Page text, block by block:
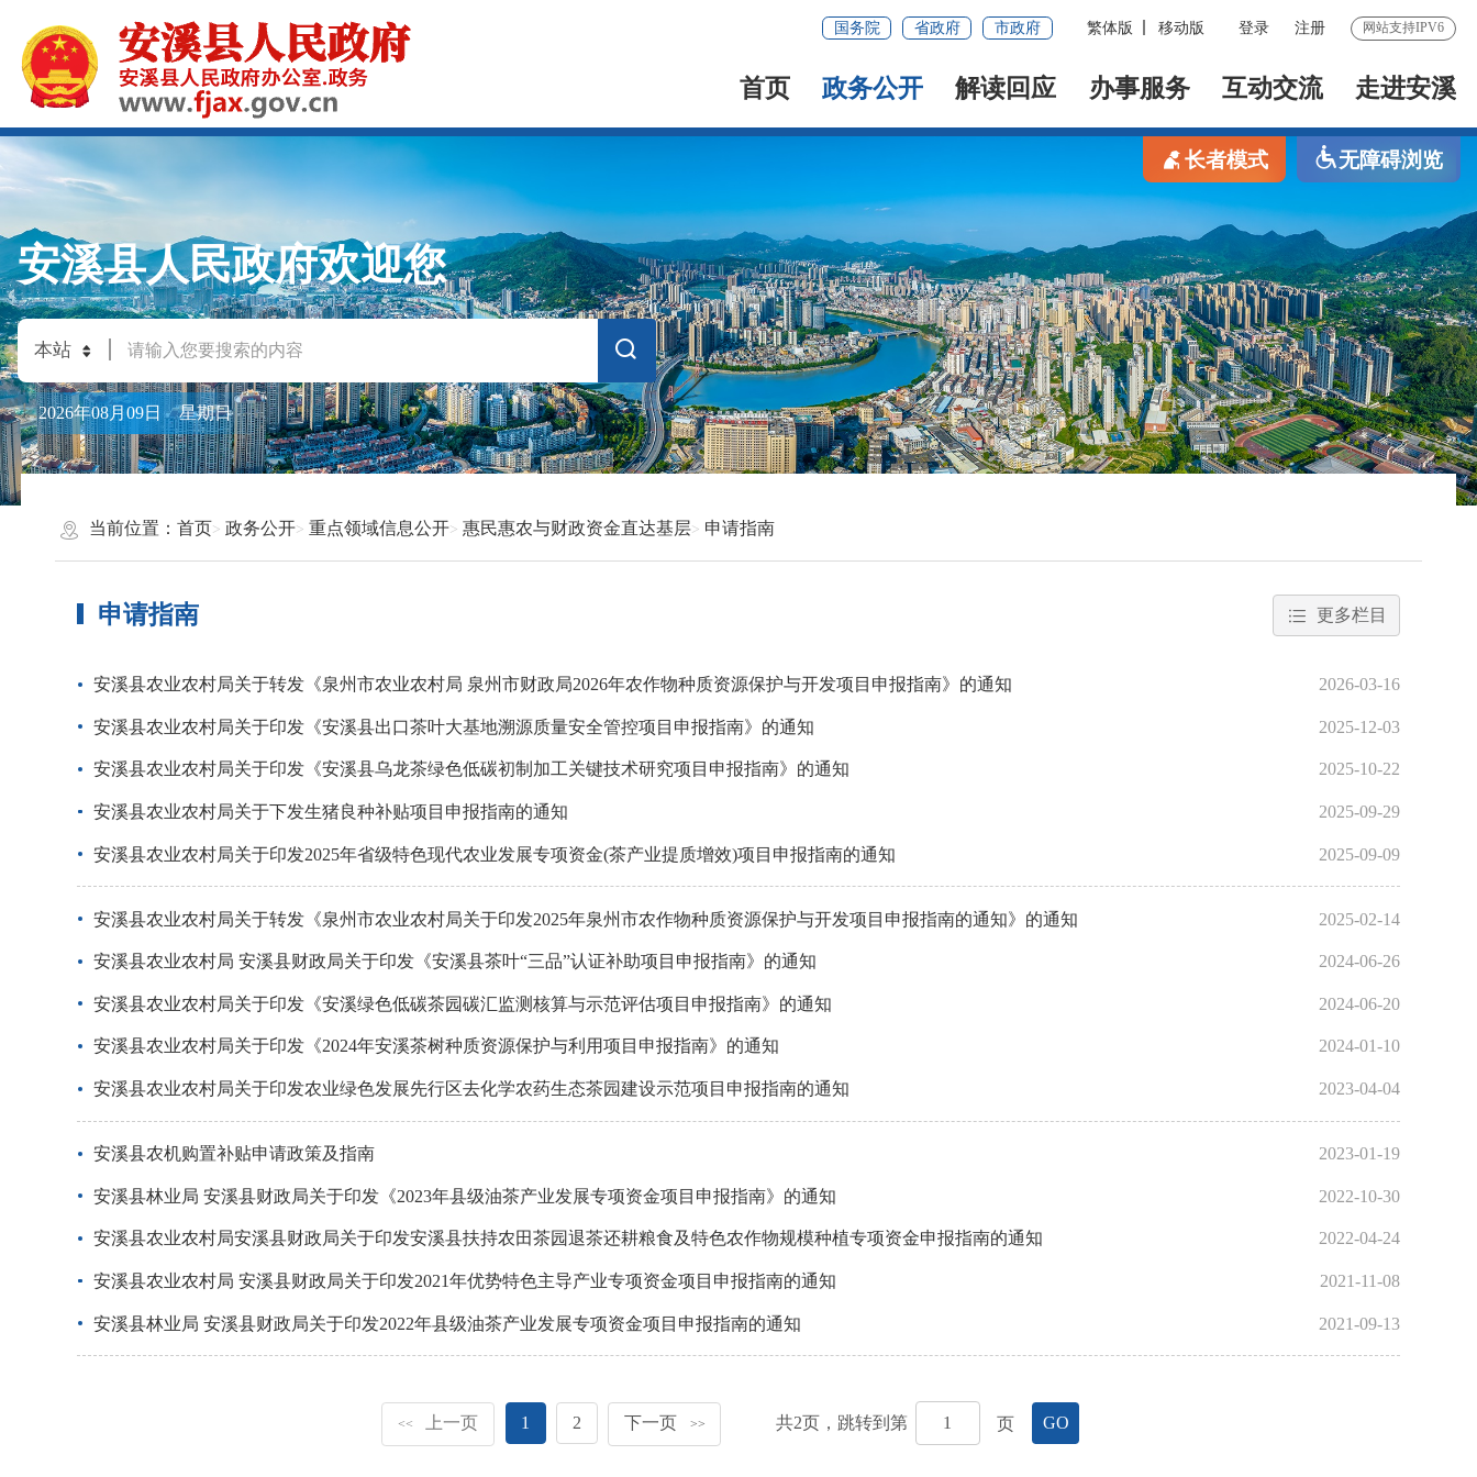
国务院 省政府 市政府 繁体版 移动版 登录 注册 网站支持IPV6
首页 政务公开 解读回应 办事服务 互动交流 走进安溪
长者模式 无障碍浏览
安溪县人民政府欢迎您
2026年08月09日 星期日
当前位置： 首页 政务公开 重点领域信息公开 惠民惠农与财政资金直达基层 申请指南
申请指南 更多栏目
安溪县农业农村局关于转发《泉州市农业农村局 泉州市财政局2026年农作物种质资源保护与开发项目申报指南》的通知 2026-03-16
安溪县农业农村局关于印发《安溪县出口茶叶大基地溯源质量安全管控项目申报指南》的通知 2025-12-03
安溪县农业农村局关于印发《安溪县乌龙茶绿色低碳初制加工关键技术研究项目申报指南》的通知 2025-10-22
安溪县农业农村局关于下发生猪良种补贴项目申报指南的通知 2025-09-29
安溪县农业农村局关于印发2025年省级特色现代农业发展专项资金(茶产业提质增效)项目申报指南的通知 2025-09-09
安溪县农业农村局关于转发《泉州市农业农村局关于印发2025年泉州市农作物种质资源保护与开发项目申报指南的通知》的通知 2025-02-14
安溪县农业农村局 安溪县财政局关于印发《安溪县茶叶“三品”认证补助项目申报指南》的通知 2024-06-26
安溪县农业农村局关于印发《安溪绿色低碳茶园碳汇监测核算与示范评估项目申报指南》的通知 2024-06-20
安溪县农业农村局关于印发《2024年安溪茶树种质资源保护与利用项目申报指南》的通知 2024-01-10
安溪县农业农村局关于印发农业绿色发展先行区去化学农药生态茶园建设示范项目申报指南的通知 2023-04-04
安溪县农机购置补贴申请政策及指南 2023-01-19
安溪县林业局 安溪县财政局关于印发《2023年县级油茶产业发展专项资金项目申报指南》的通知 2022-10-30
安溪县农业农村局安溪县财政局关于印发安溪县扶持农田茶园退茶还耕粮食及特色农作物规模种植专项资金申报指南的通知 2022-04-24
安溪县农业农村局 安溪县财政局关于印发2021年优势特色主导产业专项资金项目申报指南的通知 2021-11-08
安溪县林业局 安溪县财政局关于印发2022年县级油茶产业发展专项资金项目申报指南的通知 2021-09-13
<< 上一页 1 2 下一页 >> 共2页，跳转到第 页 GO